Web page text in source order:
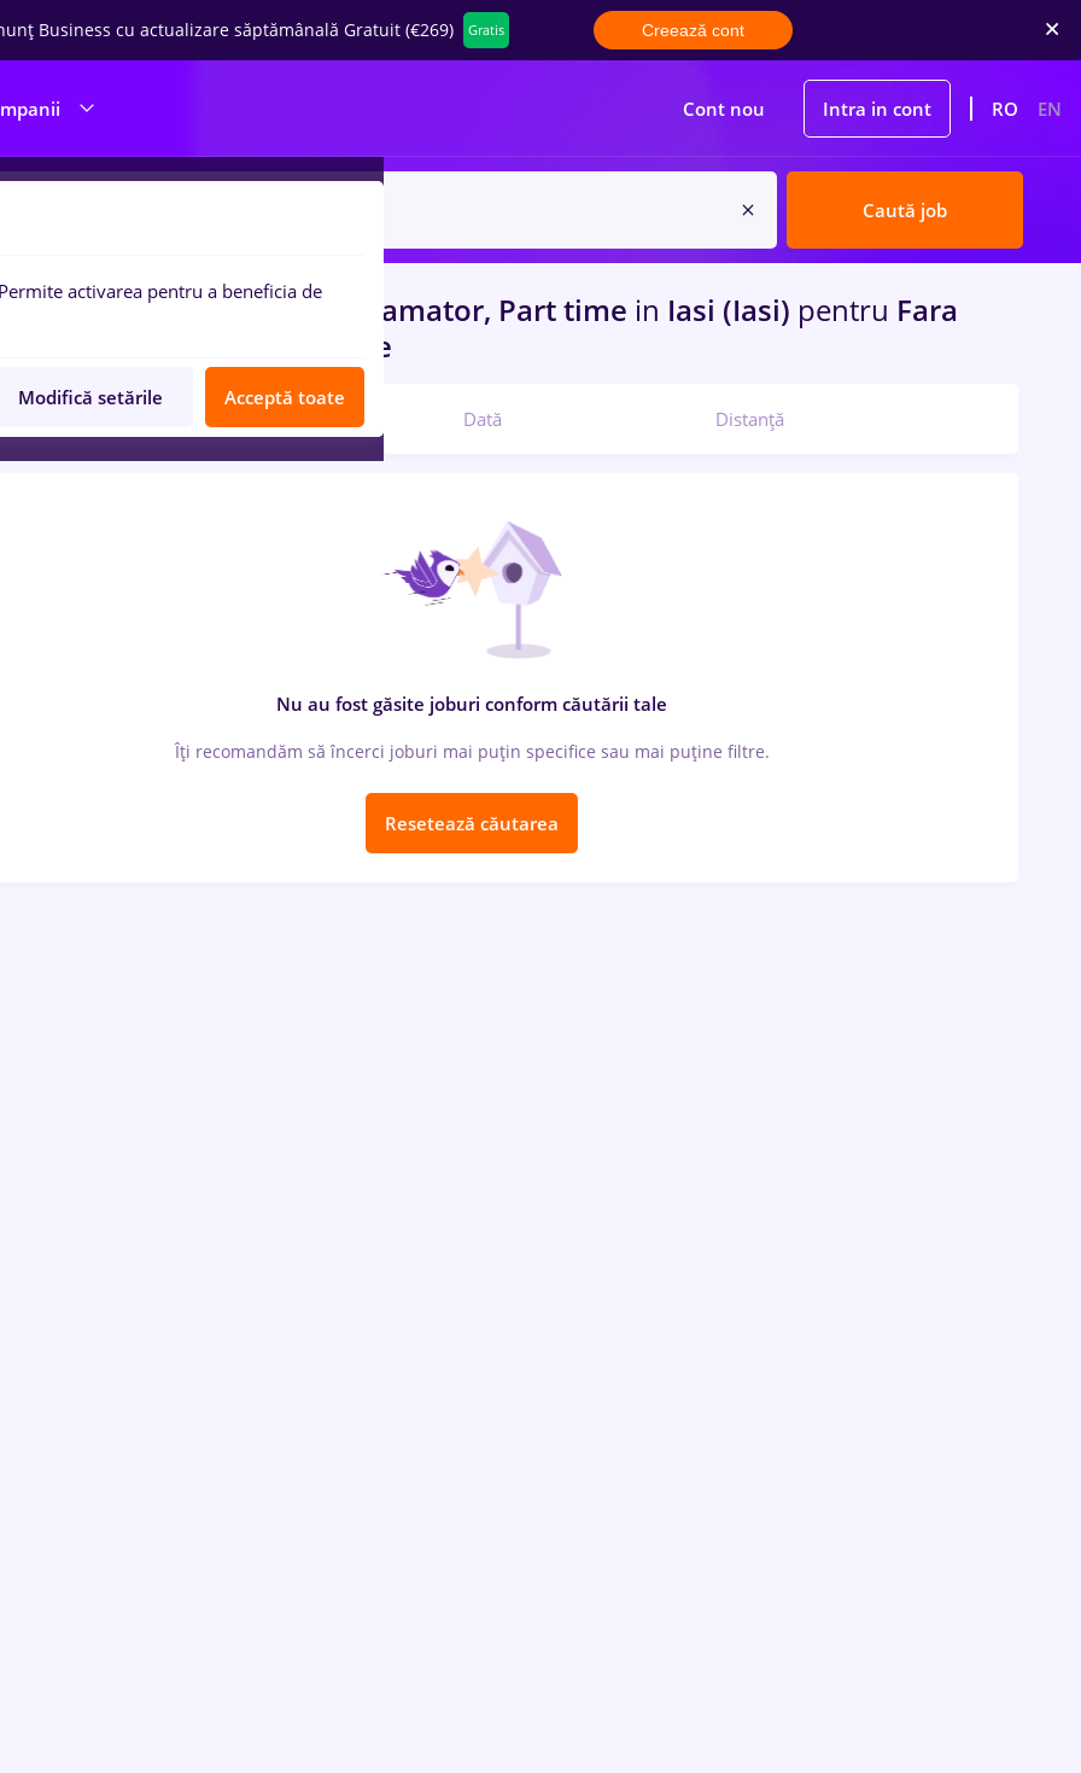
Business cu actualizare săptămânală Gratuit (€269) Gratis Creează cont
Cont nou Intra in cont RO EN
Caută job
de muncacu salarii programator, Part time in Iasi (Iasi) pentru Fara
Medicina / Sanatate
Relevanță Dată Distanță
Nu au fost găsite joburi conform căutării tale
Îți recomandăm să încerci joburi mai puțin specifice sau mai puține filtre.
Resetează căutarea
Permite activarea pentru a beneficia de
Modifică setările Acceptă toate